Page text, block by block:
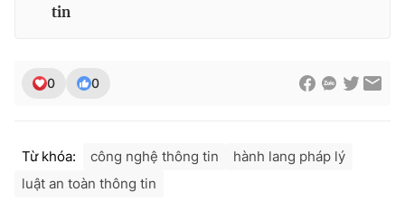
thông tin từ website này.
tin
0 0
Từ khóa: công nghệ thông tin
hành lang pháp lý
luật an toàn thông tin